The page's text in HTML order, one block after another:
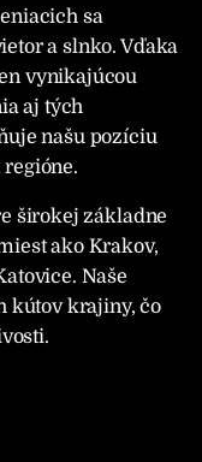
sa
a slnko. Vďaka
vynikajúcou
aj tých
našu pozíciu
širokej základne
ako Krakov,
Naše
kútov krajiny, čo